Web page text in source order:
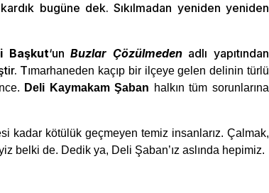
bugüne dek. Sıkılmadan yeniden yeniden
Başkut‘unBuzlar Çözülmedenadlı yapıtından
Tımarhaneden kaçıp bir ilçeye gelen delinin türlü
Deli Kaymakam Şaban halkın tüm sorunlarına
kadar kötülük geçmeyen temiz insanlarız. Çalmak,
belki de. Dedik ya, Deli Şaban’ız aslında hepimiz.